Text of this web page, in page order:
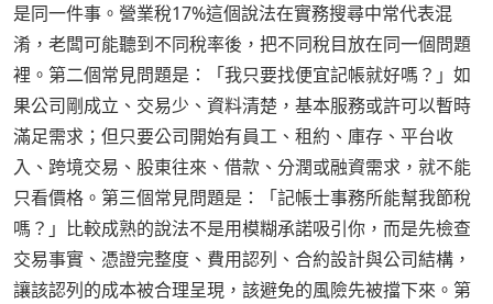
是同一件事。營業稅17%這個說法在實務搜尋中常代表混
淆，老闆可能聽到不同稅率後，把不同稅目放在同一個問題
裡。第二個常見問題是：「我只要找便宜記帳就好嗎？」如
果公司剛成立、交易少、資料清楚，基本服務或許可以暫時
滿足需求；但只要公司開始有員工、租約、庫存、平台收
入、跨境交易、股東往來、借款、分潤或融資需求，就不能
只看價格。第三個常見問題是：「記帳士事務所能幫我節稅
嗎？」比較成熟的說法不是用模糊承諾吸引你，而是先檢查
交易事實、憑證完整度、費用認列、合約設計與公司結構，
讓該認列的成本被合理呈現，該避免的風險先被擋下來。第